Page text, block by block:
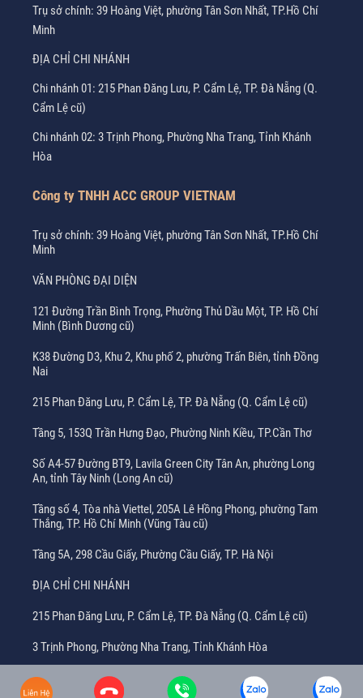
Trụ sở chính: 39 Hoàng Việt, phường Tân Sơn Nhất, TP.Hồ Chí
Minh
ĐỊA CHỈ CHI NHÁNH
Chi nhánh 01: 215 Phan Đăng Lưu, P. Cẩm Lệ, TP. Đà Nẵng (Q.
Cẩm Lệ cũ)
Chi nhánh 02: 3 Trịnh Phong, Phường Nha Trang, Tỉnh Khánh
Hòa
Công ty TNHH ACC GROUP VIETNAM
Trụ sở chính: 39 Hoàng Việt, phường Tân Sơn Nhất, TP.Hồ Chí
Minh
VĂN PHÒNG ĐẠI DIỆN
121 Đường Trần Bình Trọng, Phường Thủ Dầu Một, TP. Hồ Chí
Minh (Bình Dương cũ)
K38 Đường D3, Khu 2, Khu phố 2, phường Trấn Biên, tỉnh Đồng
Nai
215 Phan Đăng Lưu, P. Cẩm Lệ, TP. Đà Nẵng (Q. Cẩm Lệ cũ)
Tầng 5, 153Q Trần Hưng Đạo, Phường Ninh Kiều, TP.Cần Thơ
Số A4-57 Đường BT9, Lavila Green City Tân An, phường Long
An, tỉnh Tây Ninh (Long An cũ)
Tầng số 4, Tòa nhà Viettel, 205A Lê Hồng Phong, phường Tam
Thắng, TP. Hồ Chí Minh (Vũng Tàu cũ)
Tầng 5A, 298 Cầu Giấy, Phường Cầu Giấy, TP. Hà Nội
ĐỊA CHỈ CHI NHÁNH
215 Phan Đăng Lưu, P. Cẩm Lệ, TP. Đà Nẵng (Q. Cẩm Lệ cũ)
3 Trịnh Phong, Phường Nha Trang, Tỉnh Khánh Hòa